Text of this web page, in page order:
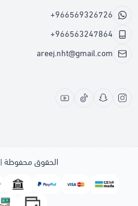
+966569326726
+966563247864
areej.nht@gmail.com
الحقوق محفوظة | 2026